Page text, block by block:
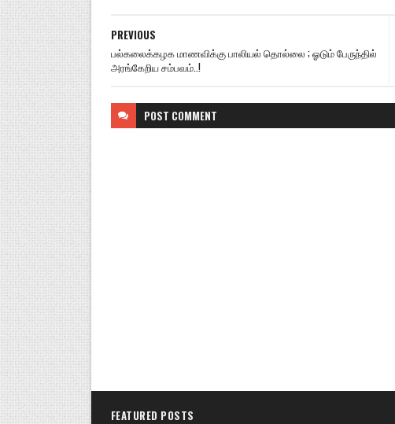
PREVIOUS
பல்கலைக்கழக மாணவிக்கு பாலியல் தொல்லை ; ஓடும் பேருந்தில்
அரங்கேறிய சம்பவம்..!
POST COMMENT
FEATURED POSTS